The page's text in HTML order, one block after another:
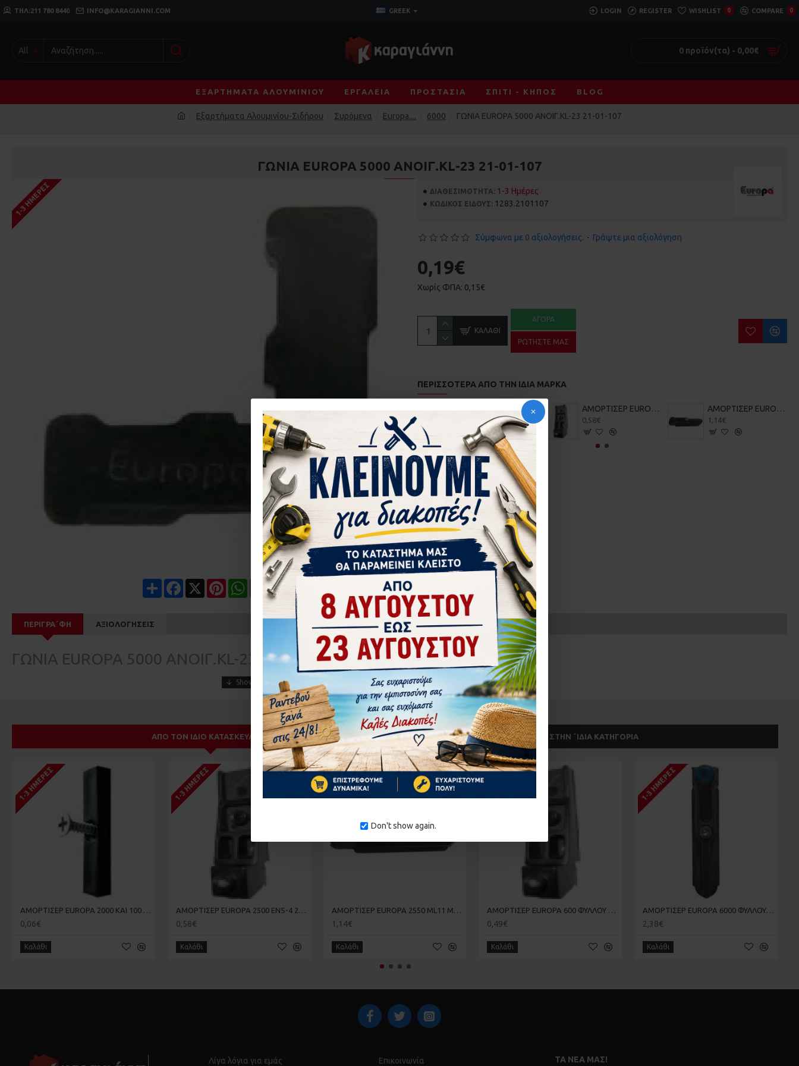
Don't show again.
ΤΗΛ:211 780 8440 INFO@KARAGIANNI.COM GREEK LOGIN REGISTER WISHLIST 0 COMPARE 0
All 0 προϊόν(τα) - 0,00€
ΕΞΑΡΤΉΜΑΤΑ ΑΛΟΥΜΙΝΊΟΥ ΕΡΓΑΛΕΊΑ ΠΡΟΣΤΑΣΊΑ ΣΠΊΤΙ - ΚΉΠΟΣ BLOG
Εξαρτήματα Αλουμινίου-Σιδήρου Συρόμενα Europa.... 6000 ΓΩΝΙΑ EUROPA 5000 ΑΝΟΙΓ.KL-23 21-01-107
ΓΩΝΙΑ EUROPA 5000 ΑΝΟΙΓ.KL-23 21-01-107
1-3 ΗΜΈΡΕΣ
Share Facebook PinterestWhatsApp
Email
ΔΙΑΘΕΣΙΜΌΤΗΤΑ: 1-3 Ημέρες
ΚΩΔΙΚΌΣ ΕΊΔΟΥΣ: 1283.2101107
Σύμφωνα με 0 αξιολογήσεις. - Γράψτε μια αξιολόγηση
0,19€
Χωρίς ΦΠΑ: 0,15€
ΚΑΛΆΘΙ
ΑΓΟΡΆ
ΡΩΤΉΣΤΕ ΜΑΣ
ΠΕΡΙΣΣΌΤΕΡΑ ΑΠΌ ΤΗΝ ΙΔΙΑ ΜΆΡΚΑ
ΑΜΟΡΤΙΣΕΡ EUROPA 2000 KAI 100 ΣΤΟΠΕΡ 181.4 20-20-007 ΑΜΟΡΤΙΣΕΡ EUROPA 2500 ENS-4 20-20-011
0,58€
ΑΜΟΡΤΙΣΕΡ EUROPA 2550 ML11 ML-11 20-20-013
1,14€
ΠΕΡΙΓΡΑ΄ΦΉ ΑΞΙΟΛΟΓΉΣΕΙΣ
ΓΩΝΙΑ EUROPA 5000 ΑΝΟΙΓ.KL-23 21-01-107
EUROPA 6000
ΑΠΌ ΤΟΝ ΊΔΙΟ ΚΑΤΑΣΚΕΥΑΣΤΉ ΣΤΗΝ ΄ΙΔΙΑ ΚΑΤΗΓΟΡΊΑ
1-3 ΗΜΈΡΕΣ
ΑΜΟΡΤΙΣΕΡ EUROPA 2000 KAI 100 ΣΤΟΠΕΡ 181.4 20-20-007
0,06€
Καλάθι
1-3 ΗΜΈΡΕΣ
ΑΜΟΡΤΙΣΕΡ EUROPA 2500 ENS-4 20-20-011
0,58€
Καλάθι
1-3 ΗΜΈΡΕΣ
ΑΜΟΡΤΙΣΕΡ EUROPA 2550 ML11 ML-11 20-20-013
1,14€
Καλάθι
ΑΜΟΡΤΙΣΕΡ EUROPA 600 ΦΥΛΛΟΥ 6081 20-20-005
0,49€
Καλάθι
1-3 ΗΜΈΡΕΣ
ΑΜΟΡΤΙΣΕΡ EUROPA 6000 ΦΥΛΛΟΥ XL-13 20-20-016
2,38€
Καλάθι
Λίγα λόγια για εμάς Επικοινωνία ΤΑ ΝΈΑ ΜΑΣ!